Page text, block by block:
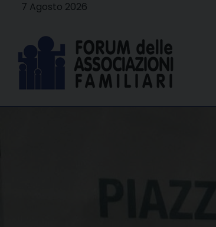
7 Agosto 2026